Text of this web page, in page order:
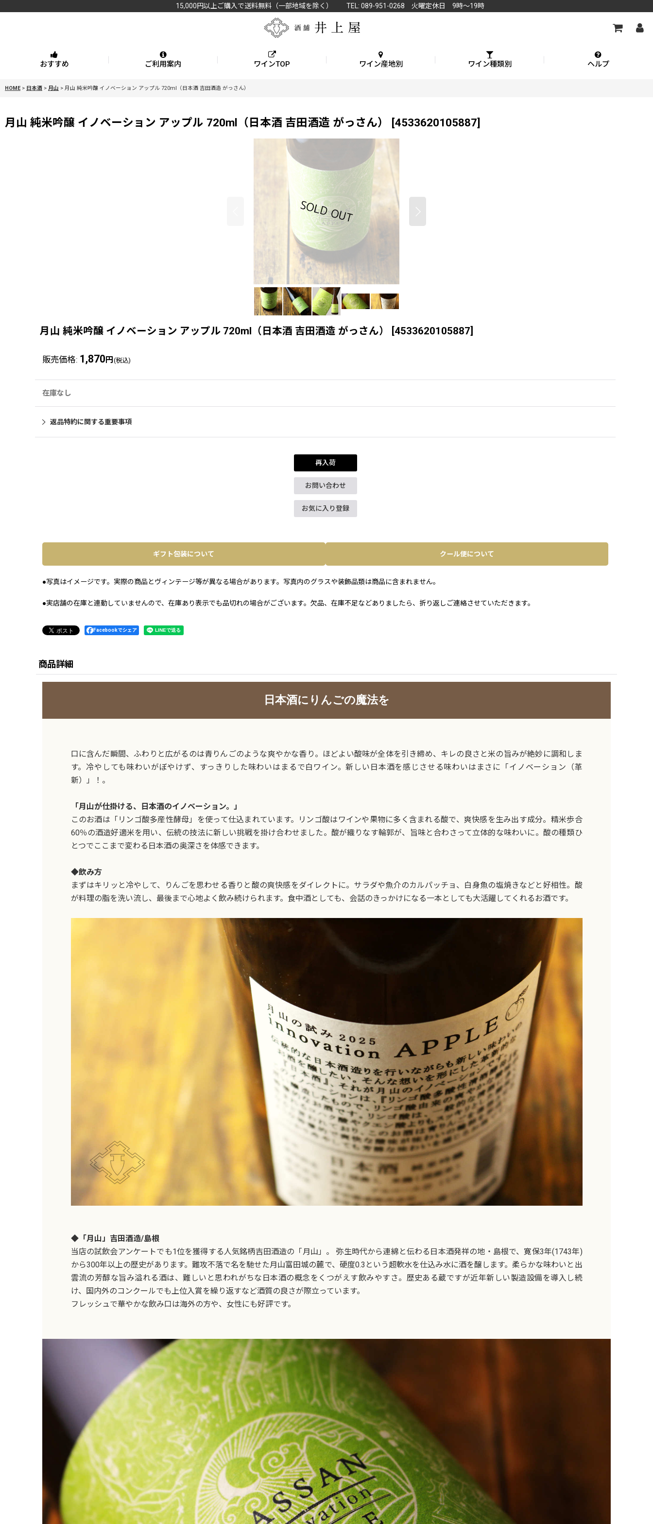
15,000円以上ご購入で送料無料（一部地域を除く） TEL: 089-951-0268 火曜定休日 9時～19時
おすすめ ご利用案内 ワインTOP ワイン産地別 ワイン種類別 ヘルプ
HOME > 日本酒 > 月山 > 月山 純米吟醸 イノベーション アップル 720ml（日本酒 吉田酒造 がっさん）
月山 純米吟醸 イノベーション アップル 720ml（日本酒 吉田酒造 がっさん） [4533620105887]
月山 純米吟醸 イノベーション アップル 720ml（日本酒 吉田酒造 がっさん） [4533620105887]
販売価格: 1,870 円 (税込)
在庫なし
返品特約に関する重要事項
再入荷
お問い合わせ
お気に入り登録
ギフト包装について クール便について
●写真はイメージです。実際の商品とヴィンテージ等が異なる場合があります。写真内のグラスや装飾品類は商品に含まれません。
●実店舗の在庫と連動していませんので、在庫あり表示でも品切れの場合がございます。欠品、在庫不足などありましたら、折り返しご連絡させていただきます。
Facebookでシェア
商品詳細
日本酒にりんごの魔法を
口に含んだ瞬間、ふわりと広がるのは青りんごのような爽やかな香り。ほどよい酸味が全体を引き締め、キレの良さと米の旨みが絶妙に調和しま
す。冷やしても味わいがぼやけず、すっきりした味わいはまるで白ワイン。新しい日本酒を感じさせる味わいはまさに「イノベーション（革
新）」！。
「月山が仕掛ける、日本酒のイノベーション。」
このお酒は「リンゴ酸多産性酵母」を使って仕込まれています。リンゴ酸はワインや果物に多く含まれる酸で、爽快感を生み出す成分。精米歩合
60％の酒造好適米を用い、伝統の技法に新しい挑戦を掛け合わせました。酸が織りなす輪郭が、旨味と合わさって立体的な味わいに。酸の種類ひ
とつでここまで変わる日本酒の奥深さを体感できます。
◆飲み方
まずはキリッと冷やして、りんごを思わせる香りと酸の爽快感をダイレクトに。サラダや魚介のカルパッチョ、白身魚の塩焼きなどと好相性。酸
が料理の脂を洗い流し、最後まで心地よく飲み続けられます。食中酒としても、会話のきっかけになる一本としても大活躍してくれるお酒です。
◆「月山」吉田酒造/島根
当店の試飲会アンケートでも1位を獲得する人気銘柄吉田酒造の「月山」。 弥生時代から連綿と伝わる日本酒発祥の地・島根で、寛保3年(1743年)
から300年以上の歴史があります。難攻不落で名を馳せた月山富田城の麓で、硬度0.3という超軟水を仕込み水に酒を醸します。柔らかな味わいと出
雲流の芳醇な旨み溢れる酒は、難しいと思われがちな日本酒の概念をくつがえす飲みやすさ。歴史ある蔵ですが近年新しい製造設備を導入し続
け、国内外のコンクールでも上位入賞を繰り返すなど酒質の良さが際立っています。
フレッシュで華やかな飲み口は海外の方や、女性にも好評です。